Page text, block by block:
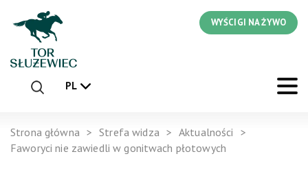
WYŚCIGI NA ŻYWO
PL
Strona główna Strefa widza
Aktualności
Faworyci nie zawiedli w gonitwach płotowych